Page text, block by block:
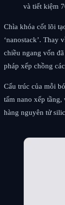
và tiết kiệm
Chìa khóa cốt lõi
‘nanostack’. Thay
chiều ngang vốn
pháp xếp chồng
Cấu trúc của mỗi
tấm nano xếp
hàng nguyên tử